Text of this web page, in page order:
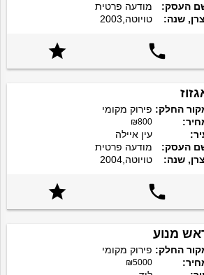
העסק:
מודעה פרטית
שנה:
טויוטה,2003


החלק: פירוק מקומי
₪800
עין איילה
העסק:
מודעה פרטית
שנה:
טויוטה,2004


מנוע
החלק: פירוק מקומי
₪5000